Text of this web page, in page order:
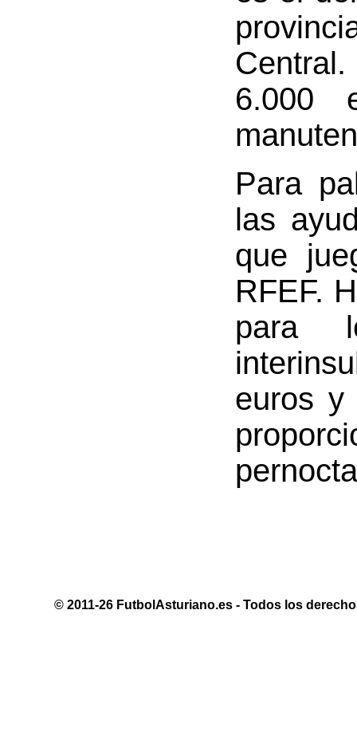
6.000
Para
las
que
RFEF.
para
euros y
© 2011-26 FutbolAsturiano.es - Todos los